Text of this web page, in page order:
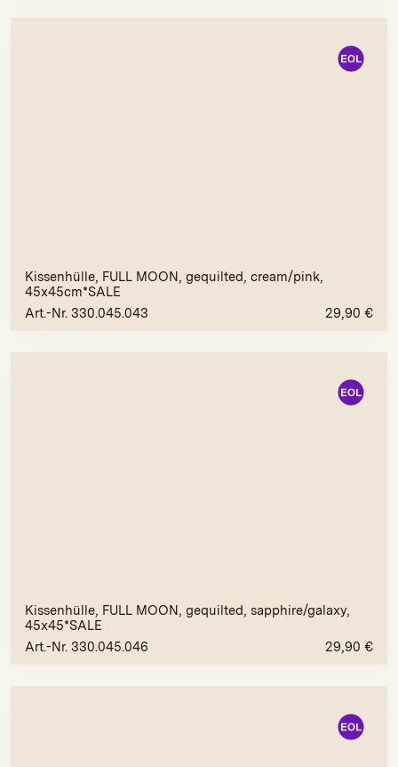
Kissenhülle, FULL MOON, gequilted, cream/pink,
45x45cm*SALE
Art.-Nr. 330.045.043
29,90 €
Kissenhülle, FULL MOON, gequilted, sapphire/galaxy,
45x45*SALE
Art.-Nr. 330.045.046
29,90 €